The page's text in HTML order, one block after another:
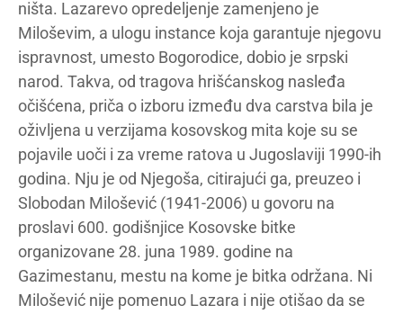
ništa. Lazarevo opredeljenje zamenjeno je
Miloševim, a ulogu instance koja garantuje njegovu
ispravnost, umesto Bogorodice, dobio je srpski
narod. Takva, od tragova hrišćanskog nasleđa
očišćena, priča o izboru između dva carstva bila je
oživljena u verzijama kosovskog mita koje su se
pojavile uoči i za vreme ratova u Jugoslaviji 1990-ih
godina. Nju je od Njegoša, citirajući ga, preuzeo i
Slobodan Milošević (1941-2006) u govoru na
proslavi 600. godišnjice Kosovske bitke
organizovane 28. juna 1989. godine na
Gazimestanu, mestu na kome je bitka održana. Ni
Milošević nije pomenuo Lazara i nije otišao da se